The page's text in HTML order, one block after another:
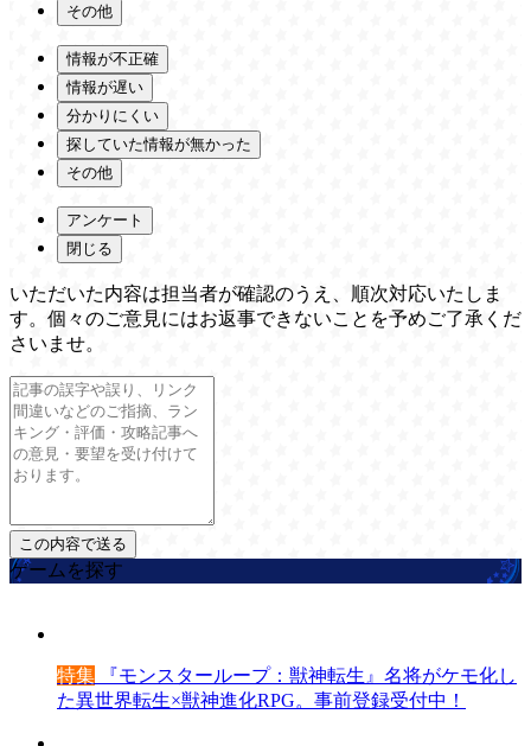
その他
情報が不正確
情報が遅い
分かりにくい
探していた情報が無かった
その他
アンケート
閉じる
いただいた内容は担当者が確認のうえ、順次対応いたしま
す。個々のご意見にはお返事できないことを予めご了承くだ
さいませ。
ゲームを探す
特集 『モンスターループ：獣神転生』名将がケモ化し
た異世界転生×獣神進化RPG。事前登録受付中！